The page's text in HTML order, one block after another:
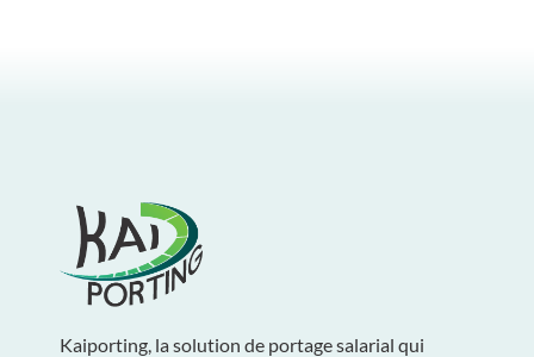
Kaiporting, la solution de portage salarial qui